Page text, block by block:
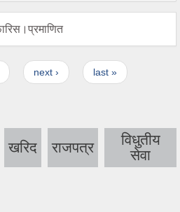
next › last »
खरिद राजपत्र
विधुतीय
सेवा